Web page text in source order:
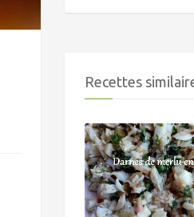
Recettes